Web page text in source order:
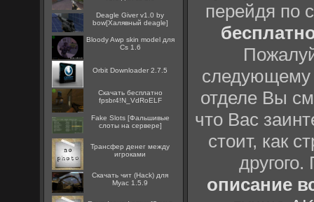
Deagle Giver v1.0 by
bow[Халявный deagle]
Bloody Awp skin model для
Cs 1.6
Orbit Downloader 2.7.5
Скачать бесплатно
fpsbr4!N_VdRoELF
Fake Slots [Фальшивые
слоты на сервере]
Трансфер денег между
игроками
Скачать чит (Hack) для
Myac 1.5.9
перейдя по
отделе Вы
что Вас
стоит, как
описание